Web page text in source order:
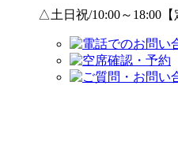
△土日祝/10:00～18:00【